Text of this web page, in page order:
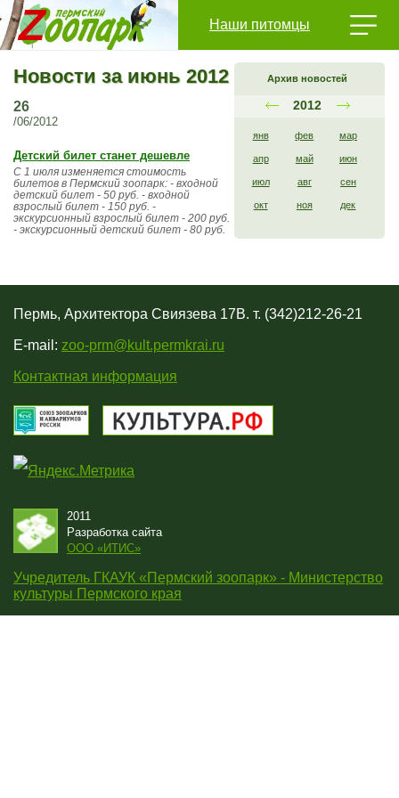
Наши питомцы
Архив новостей
2012
янв фев мар
апр май июн
июл авг сен
окт ноя дек
Новости за июнь 2012
26
/06/2012
Детский билет станет дешевле
С 1 июля изменяется стоимость
билетов в Пермский зоопарк: - входной
детский билет - 50 руб. - входной
взрослый билет - 150 руб. -
экскурсионный взрослый билет - 200 руб.
- экскурсионный детский билет - 80 руб.
Пермь, Архитектора Свиязева 17В. т. (342)212-26-21
E-mail: zoo-prm@kult.permkrai.ru
Контактная информация
2011
Разработка сайта
OOO «ИТИС»
Учредитель ГКАУК «Пермский зоопарк» - Министерство
культуры Пермского края